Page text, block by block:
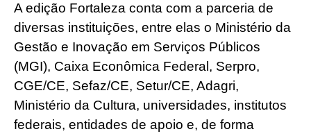
A edição Fortaleza conta com a parceria de
diversas instituições, entre elas o Ministério da
Gestão e Inovação em Serviços Públicos
(MGI), Caixa Econômica Federal, Serpro,
CGE/CE, Sefaz/CE, Setur/CE, Adagri,
Ministério da Cultura, universidades, institutos
federais, entidades de apoio e, de forma